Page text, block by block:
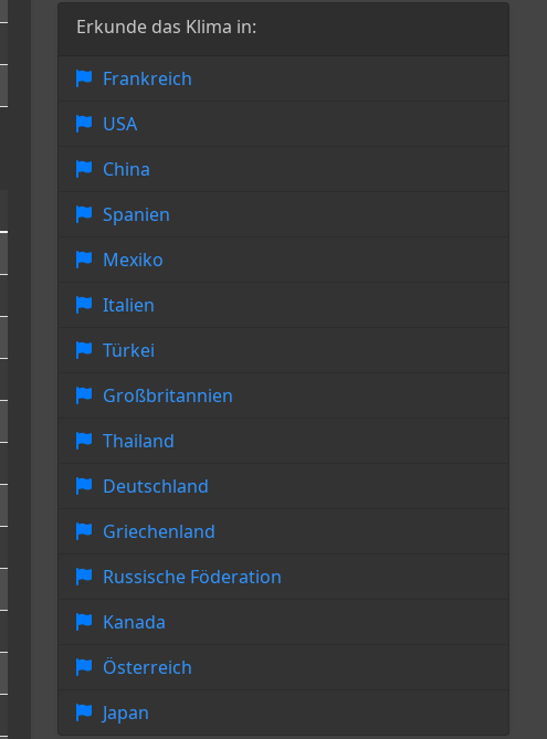
Erkunde das Klima in:
Frankreich
USA
China
Spanien
Mexiko
Italien
Türkei
Großbritannien
Thailand
Deutschland
Griechenland
Russische Föderation
Kanada
Österreich
Japan